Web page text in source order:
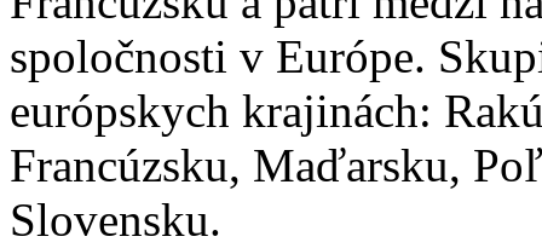
spoločnosti v Európe.
európskych krajinách:
Francúzsku, Maďarsku,
Slovensku.